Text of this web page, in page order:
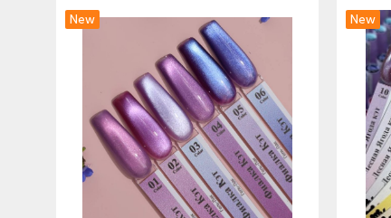
New New